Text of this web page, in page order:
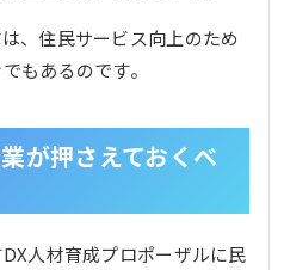
、住民サービス向上のため
もあるのです。
が押さえておくべ
人材育成プロポーザルに民